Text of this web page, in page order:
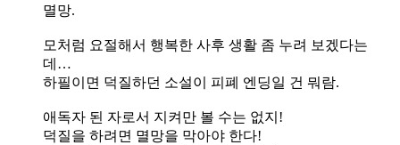
멸망.
모처럼 요절해서 행복한 사후 생활 좀 누려 보겠다는
데…
하필이면 덕질하던 소설이 피폐 엔딩일 건 뭐람.
애독자 된 자로서 지켜만 볼 수는 없지!
덕질을 하려면 멸망을 막아야 한다!